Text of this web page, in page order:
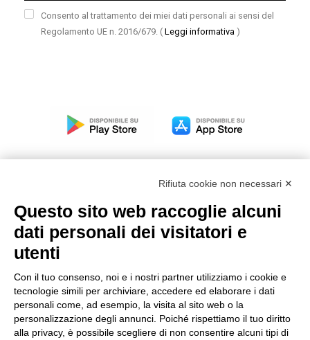
Consento al trattamento dei miei dati personali ai sensi del
Regolamento UE n. 2016/679. ( Leggi informativa )
Modello organizzativo, gestione e controllo – D. lgs.
231/2001
Condizioni generali di vendita DKC Power Solutions
Condizioni generali di acquisto
Codice etico
Rifiuta cookie non necessari ✕
Questo sito web raccoglie alcuni
dati personali dei visitatori e
utenti
Con il tuo consenso, noi e i nostri partner utilizziamo i cookie e
tecnologie simili per archiviare, accedere ed elaborare i dati
personali come, ad esempio, la visita al sito web o la
personalizzazione degli annunci. Poiché rispettiamo il tuo diritto
alla privacy, è possibile scegliere di non consentire alcuni tipi di